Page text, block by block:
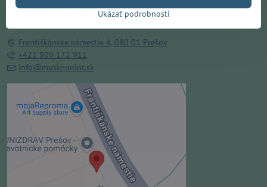
Františkánske námestie 4, 080 01 Prešov
+421 909 172 911
info@music-point.sk
Externý obsah je blokovaný
Voľbami súkromia
Prajete si načítať externý obsah?
Povoliť tentokrát
Ukázať podrobnosti